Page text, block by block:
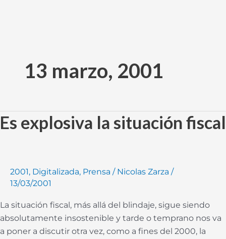
contenido13 marzo, 2001
Es explosiva la situación fiscal
2001, Digitalizada, Prensa / Nicolas Zarza /
13/03/2001
La situación fiscal, más allá del blindaje, sigue siendo
absolutamente insostenible y tarde o temprano nos va
a poner a discutir otra vez, como a fines del 2000, la
Es
explosiva
fiscal